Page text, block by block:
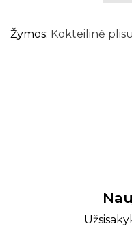
Žymos: Kokteilinė